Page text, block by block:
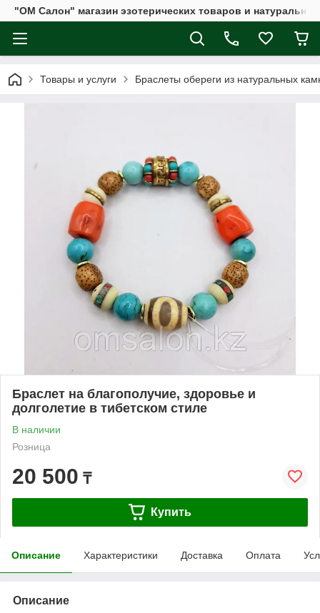
"ОМ Салон" магазин эзотерических товаров и
Товары и услуги Браслеты обереги из натуральных
Браслет на благополучие, здоровье и
долголетие в тибетском стиле
В наличии
Розница
20 500 ₸
Купить
Описание Характеристики Доставка Оплата
Описание